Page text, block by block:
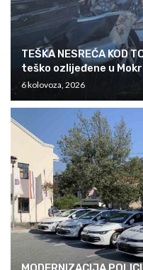
TEŠKA NESREĆA KOD
teško ozlijeđene u
6 kolovoza, 2026